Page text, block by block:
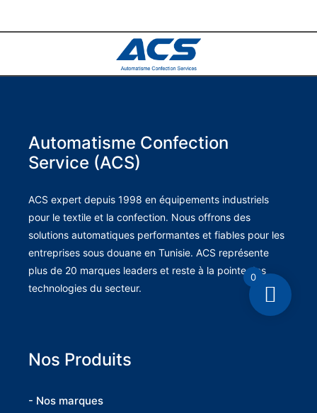
Automatisme Confection
Service (ACS)
ACS expert depuis 1998 en équipements industriels
pour le textile et la confection. Nous offrons des
solutions automatiques performantes et fiables pour les
entreprises sous douane en Tunisie. ACS représente
plus de 20 marques leaders et reste à la pointe des
technologies du secteur.
Nos Produits
- Nos marques
0